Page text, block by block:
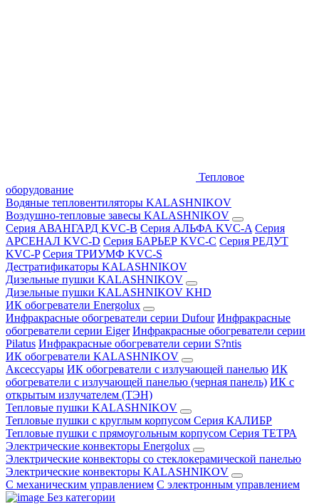
Тепловое
оборудование
Водяные тепловентиляторы KALASHNIKOV
Воздушно-тепловые завесы KALASHNIKOV
Серия АВАНГАРД KVC-B Серия АЛЬФА KVC-A Серия
АРСЕНАЛ KVC-D Серия БАРЬЕР KVC-C Серия РЕДУТ
KVC-P Серия ТРИУМФ KVC-S
Дестратификаторы KALASHNIKOV
Дизельные пушки KALASHNIKOV
Дизельные пушки KALASHNIKOV KHD
ИК обогреватели Energolux
Инфракрасные обогреватели серии Dufour Инфракрасные
обогреватели серии Eiger Инфракрасные обогреватели серии
Pilatus Инфракрасные обогреватели серии S?ntis
ИК обогреватели KALASHNIKOV
Аксессуары ИК обогреватели с излучающей панелью ИК
обогреватели с излучающей панелью (черная панель) ИК с
открытым излучателем (ТЭН)
Тепловые пушки KALASHNIKOV
Тепловые пушки с круглым корпусом Серия КАЛИБР
Тепловые пушки с прямоугольным корпусом Серия ТЕТРА
Электрические конвекторы Energolux
Электрические конвекторы со стеклокерамической панелью
Электрические конвекторы KALASHNIKOV
С механическим управлением С электронным управлением
Без категории